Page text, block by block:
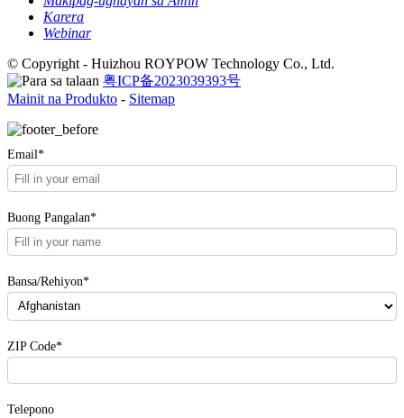
Karera
Webinar
© Copyright - Huizhou ROYPOW Technology Co., Ltd.
粤ICP备2023039393号
Mainit na Produkto - Sitemap
Email*
Buong Pangalan*
Bansa/Rehiyon*
ZIP Code*
Telepono